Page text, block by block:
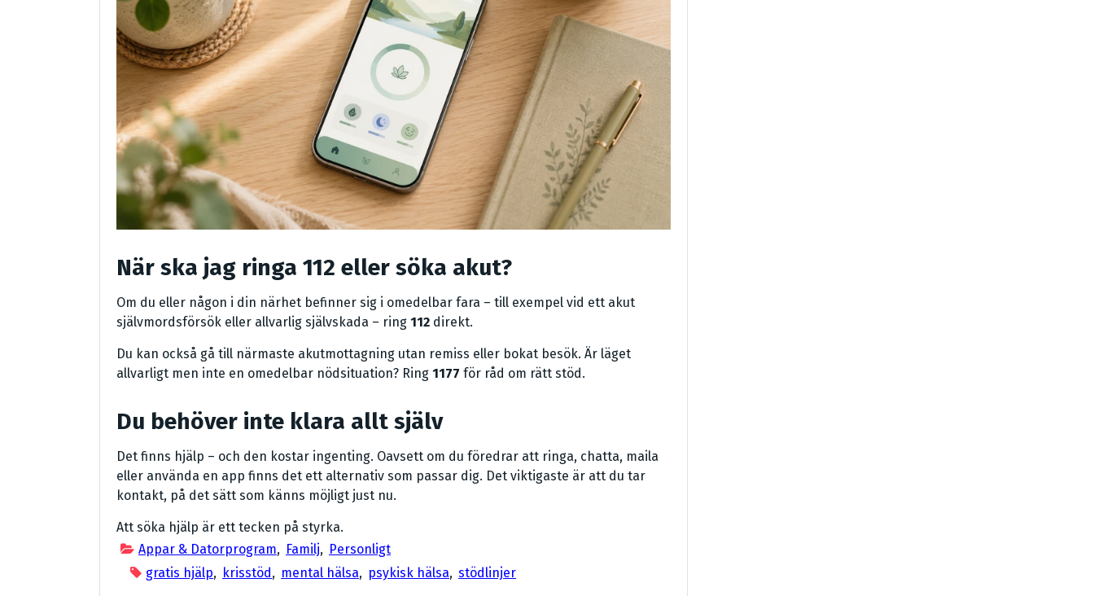
När ska jag ringa 112 eller söka akut?
Om du eller någon i din närhet befinner sig i omedelbar fara – till exempel vid ett akut
självmordsförsök eller allvarlig självskada – ring 112 direkt.
Du kan också gå till närmaste akutmottagning utan remiss eller bokat besök. Är läget
allvarligt men inte en omedelbar nödsituation? Ring 1177 för råd om rätt stöd.
Du behöver inte klara allt själv
Det finns hjälp – och den kostar ingenting. Oavsett om du föredrar att ringa, chatta, maila
eller använda en app finns det ett alternativ som passar dig. Det viktigaste är att du tar
kontakt, på det sätt som känns möjligt just nu.
Att söka hjälp är ett tecken på styrka.
Appar & Datorprogram, Familj, Personligt
gratis hjälp, krisstöd , mental hälsa, psykisk hälsa, stödlinjer